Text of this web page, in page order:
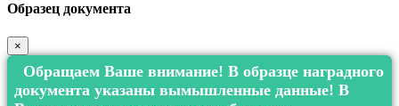
Образец документа
×
Обращаем Ваше внимание! В образце наградного
документа указаны вымышленные данные! В